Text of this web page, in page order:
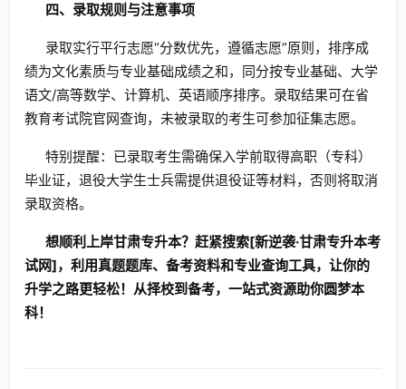
四、录取规则与注意事项
录取实行平行志愿“分数优先，遵循志愿”原则，排序成
绩为文化素质与专业基础成绩之和，同分按专业基础、大学
语文/高等数学、计算机、英语顺序排序。录取结果可在省
教育考试院官网查询，未被录取的考生可参加征集志愿。
特别提醒：已录取考生需确保入学前取得高职（专科）
毕业证，退役大学生士兵需提供退役证等材料，否则将取消
录取资格。
想顺利上岸甘肃专升本？赶紧搜索[新逆袭·甘肃专升本考
试网]，利用真题题库、备考资料和专业查询工具，让你的
升学之路更轻松！从择校到备考，一站式资源助你圆梦本
科！